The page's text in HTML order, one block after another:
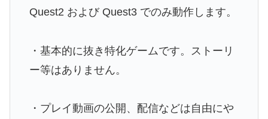
Quest2 および Quest3 でのみ動作します。
・基本的に抜き特化ゲームです。ストーリ
ー等はありません。
・プレイ動画の公開、配信などは自由にや